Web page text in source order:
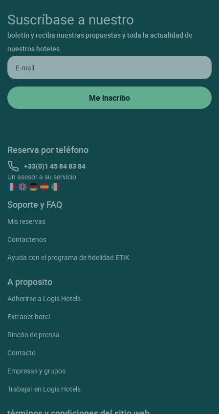
Suscríbase a nuestro
boletín y reciba nuestras propuestas y toda la actualidad de
nuestros hoteles.
Reserva por teléfono
+33(0)1 45 84 83 84
Un asesor a su servicio
Soporte y FAQ
Mis reservas
Contactenos
Ayuda con el programa de fidelidad ETIK
A proposito
Adherirse a Logis Hotels
Extranet hotel
Rincón de prensa
Contacto
Empresas y grupos
Trabajar en Logis Hotels